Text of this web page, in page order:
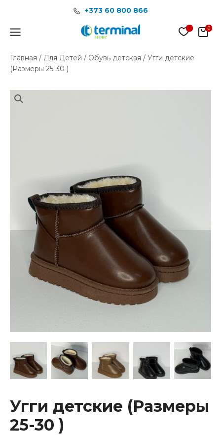
содержимому
+373 60 800 866
Main
Главная / Для Детей / Обувь детская / Угги детские
(Размеры 25-30 )
Угги детские (Размеры
25-30 )
товара
Угги